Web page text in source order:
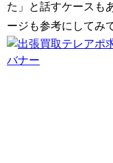
た」と話すケースも
ージも参考にしてみ